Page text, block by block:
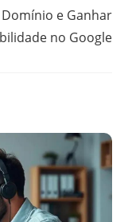
e Ganhar
no Google